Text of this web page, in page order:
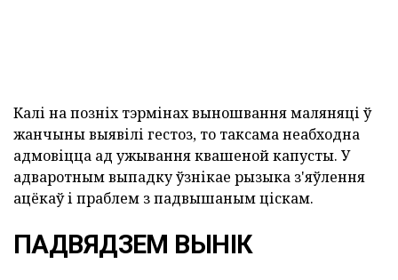
Калі на позніх тэрмінах выношвання маляняці ў
жанчыны выявілі гестоз, то таксама неабходна
адмовіцца ад ужывання квашеной капусты. У
адваротным выпадку ўзнікае рызыка з'яўлення
ацёкаў і праблем з падвышаным ціскам.
ПАДВЯДЗЕМ ВЫНІК